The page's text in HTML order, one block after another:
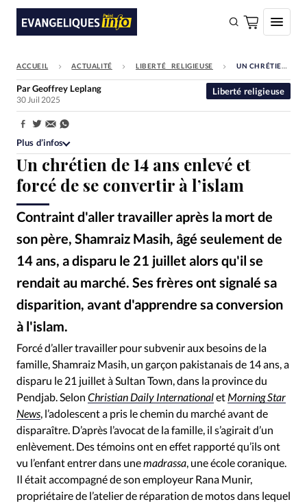
FAIRE UN DON
Faire un don
Eglises
Société
Monde
Bible
Toute l'actualité
Se connecter
Devise:CHF
RUBRIQUES
Toute l'actualité
Eglises
Histoire Laicité
Liberté religieuse
Mission
Monde People Politique
Religions
Société
ACCUEIL ACTUALITÉ LIBERTÉ RELIGIEUSE UN CHRÉTIEN DE 14 ANS ENLEVÉ ET FORCÉ DE SE CONVERTIR À L’ISLAM
Un chrétien de 14 ans enlevé et
forcé de se convertir à l’islam
Contraint d'aller travailler après la mort de
son père, Shamraiz Masih, âgé seulement de
14 ans, a disparu le 21 juillet alors qu'il se
rendait au marché. Ses frères ont signalé sa
disparition, avant d'apprendre sa conversion
à l'islam.
Liberté religieuse
ParGeoffrey Leplang
30 Juil 2025
Partager:
Plus d’infos
Forcé d’aller travailler pour subvenir aux besoins de la
famille, Shamraiz Masih, un garçon pakistanais de 14 ans, a
disparu le 21 juillet à Sultan Town, dans la province du
Pendjab. Selon Christian Daily Internationalet Morning Star
News , l’adolescent a pris le chemin du marché avant de
disparaître. D’après l’avocat de la famille, il s’agirait d’un
enlèvement. Des témoins ont en effet rapporté qu’ils ont
vu l’enfant entrer dans unemadrassa , une école coranique.
Il était accompagné de son employeur Rana Munir,
propriétaire de l’atelier de réparation de motos dans lequel